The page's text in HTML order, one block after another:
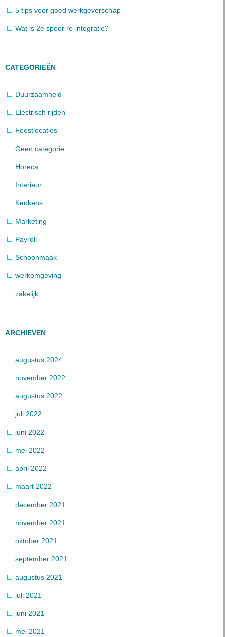
5 tips voor goed werkgeverschap
Wat is 2e spoor re-integratie?
CATEGORIEËN
Duurzaamheid
Electrisch rijden
Feestlocaties
Geen categorie
Horeca
Interieur
Keukens
Marketing
Payroll
Schoonmaak
werkomgeving
zakelijk
ARCHIEVEN
augustus 2024
november 2022
augustus 2022
juli 2022
juni 2022
mei 2022
april 2022
maart 2022
december 2021
november 2021
oktober 2021
september 2021
augustus 2021
juli 2021
juni 2021
mei 2021